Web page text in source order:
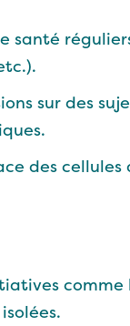
santé
sur des
des cellules